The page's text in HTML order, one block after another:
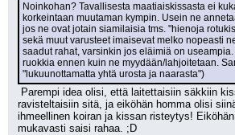
Noinkohan? Tavallisesta maatiaiskissasta ei
korkeintaan muutaman kympin. Usein ne
jos ne ovat jotain siamilaisia tms. "hienoja
sekä muut varusteet imaisevat melko nopeasti
saadut rahat, varsinkin jos eläimiä on
ruokkia ennen kuin ne myydään/lahjoitetaan.
"lukuunottamatta yhtä urosta ja naarasta")
ravisteltaisiin sitä, ja eiköhän homma olisi
ihmeellinen koiran ja kissan risteytys!
mukavasti saisi rahaa. ;D